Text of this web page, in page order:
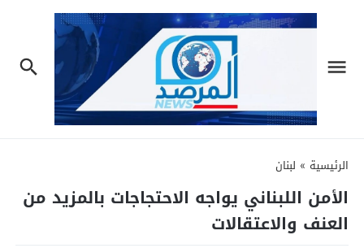
الرئيسية » لبنان
الأمن اللبناني يواجه الاحتجاجات بالمزيد من
العنف والاعتقالات